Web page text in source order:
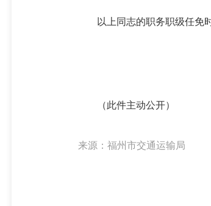
以上同志的职务职级任免
（此件主动公开）
来源：福州市交通运输局